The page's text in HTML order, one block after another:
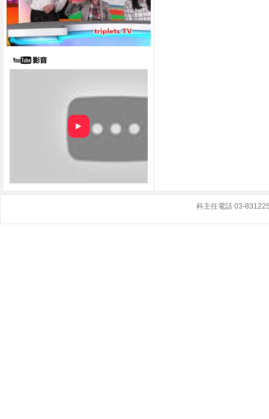
►
科主任電話 03-